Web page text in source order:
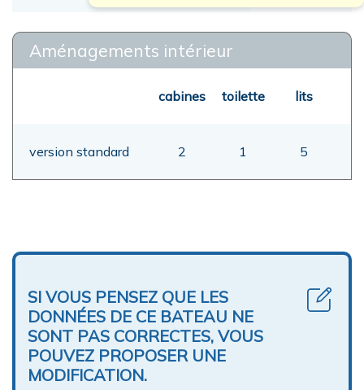
Aménagements intérieur
cabines toilette lits
version standard 2 1 5
SI VOUS PENSEZ QUE LES
DONNÉES DE CE BATEAU NE
SONT PAS CORRECTES, VOUS
POUVEZ PROPOSER UNE
MODIFICATION.